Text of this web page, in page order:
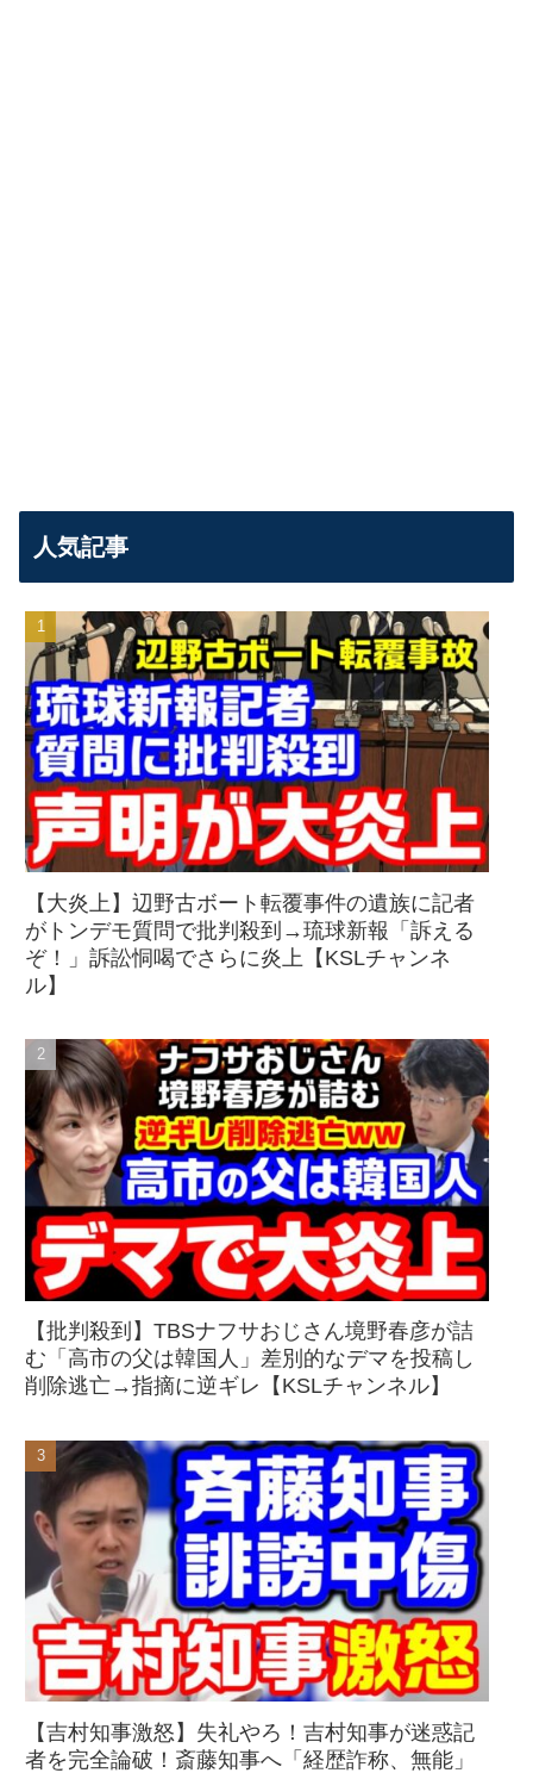
人気記事
【大炎上】辺野古ボート転覆事件の遺族に記者
がトンデモ質問で批判殺到→琉球新報「訴える
ぞ！」訴訟恫喝でさらに炎上【KSLチャンネ
ル】
【批判殺到】TBSナフサおじさん境野春彦が詰
む「高市の父は韓国人」差別的なデマを投稿し
削除逃亡→指摘に逆ギレ【KSLチャンネル】
【吉村知事激怒】失礼やろ！吉村知事が迷惑記
者を完全論破！斎藤知事へ「経歴詐称、無能」